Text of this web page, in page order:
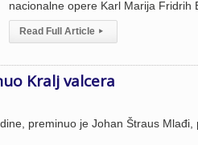
nacionalne opere Karl Marija Fridrih
Read Full Article ▸
Kralj valcera
preminuo je Johan Štraus Mlađi,